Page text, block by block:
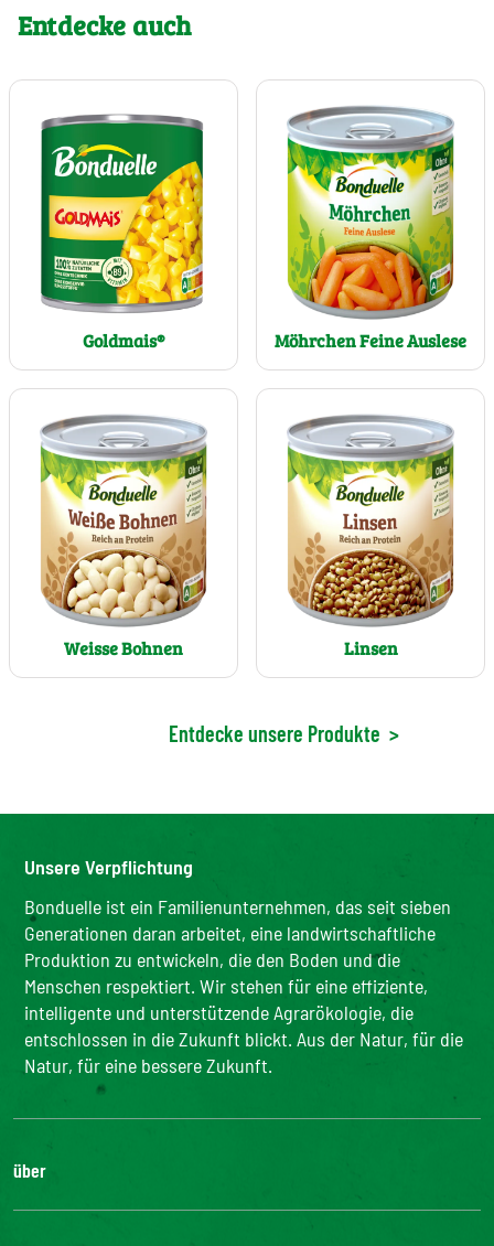
Entdecke auch
Goldmais® Möhrchen Feine Auslese
Weisse Bohnen Linsen
Entdecke unsere Produkte >
Unsere Verpflichtung
Bonduelle ist ein Familienunternehmen, das seit sieben
Generationen daran arbeitet, eine landwirtschaftliche
Produktion zu entwickeln, die den Boden und die
Menschen respektiert. Wir stehen für eine effiziente,
intelligente und unterstützende Agrarökologie, die
entschlossen in die Zukunft blickt. Aus der Natur, für die
Natur, für eine bessere Zukunft.
über
Die Gruppe